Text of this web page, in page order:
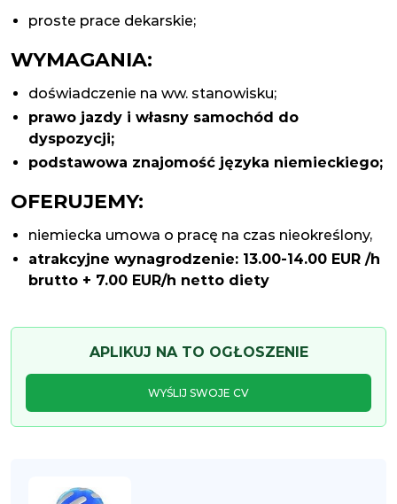
proste prace dekarskie;
WYMAGANIA:
doświadczenie na ww. stanowisku;
prawo jazdy i własny samochód do
dyspozycji;
podstawowa znajomość języka niemieckiego;
OFERUJEMY:
niemiecka umowa o pracę na czas nieokreślony,
atrakcyjne wynagrodzenie: 13.00-14.00 EUR /h
brutto + 7.00 EUR/h netto diety
APLIKUJ NA TO OGŁOSZENIE
WYŚLIJ SWOJE CV